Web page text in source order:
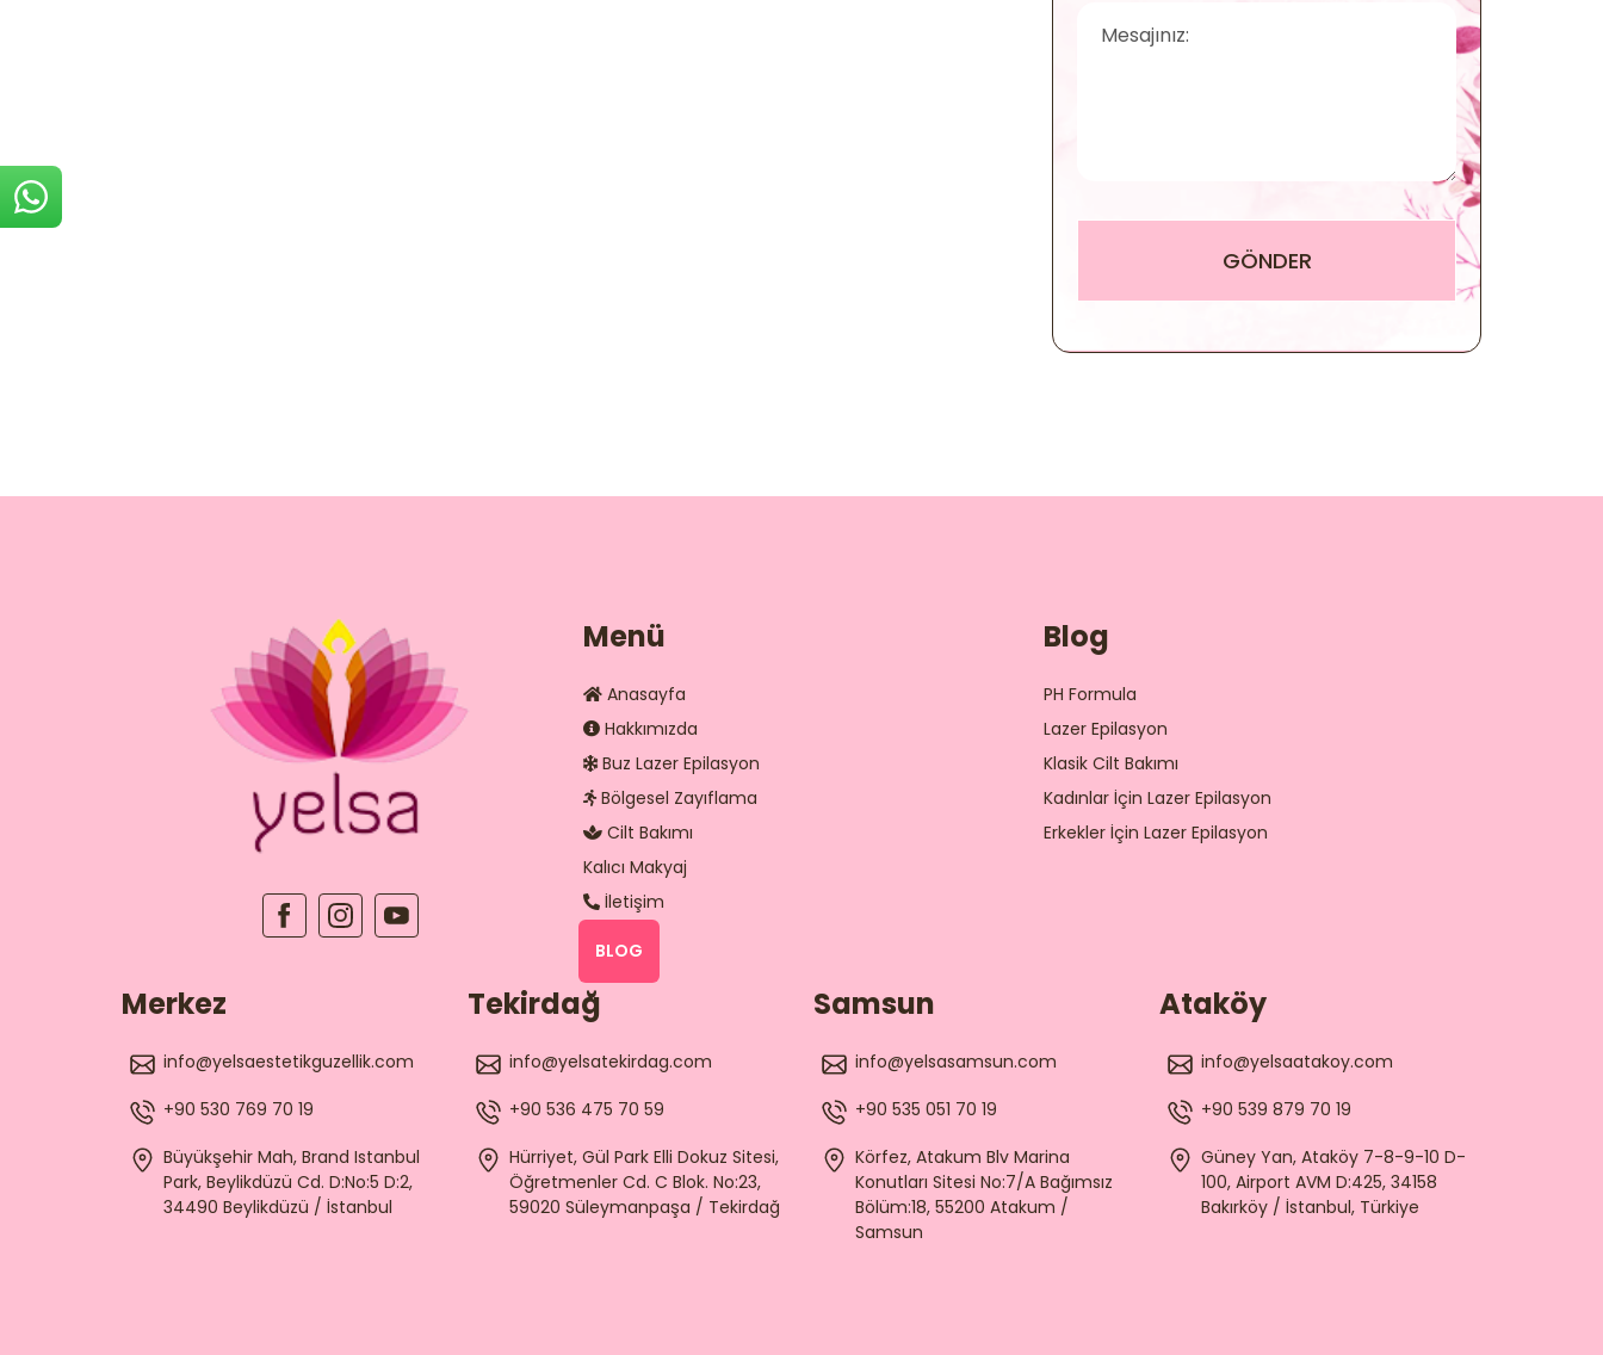
Menü
Anasayfa
Hakkımızda
Buz Lazer Epilasyon
Bölgesel Zayıflama
Cilt Bakımı
Kalıcı Makyaj
İletişim
BLOG
Blog
PH Formula
Lazer Epilasyon
Klasik Cilt Bakımı
Kadınlar İçin Lazer Epilasyon
Erkekler İçin Lazer Epilasyon
Merkez
info@yelsaestetikguzellik.com
+90 530 769 70 19
Büyükşehir Mah, Brand Istanbul
Park, Beylikdüzü Cd. D:No:5 D:2,
34490 Beylikdüzü / İstanbul
Tekirdağ
info@yelsatekirdag.com
+90 536 475 70 59
Hürriyet, Gül Park Elli Dokuz Sitesi,
Öğretmenler Cd. C Blok. No:23,
59020 Süleymanpaşa / Tekirdağ
Samsun
info@yelsasamsun.com
+90 535 051 70 19
Körfez, Atakum Blv Marina
Konutları Sitesi No:7/A Bağımsız
Bölüm:18, 55200 Atakum /
Samsun
Ataköy
info@yelsaatakoy.com
+90 539 879 70 19
Güney Yan, Ataköy 7-8-9-10 D-
100, Airport AVM D:425, 34158
Bakırköy / İstanbul, Türkiye